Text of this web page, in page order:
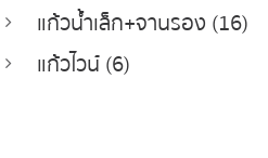
แก้วน้ำเล็ก+จานรอง (16)
แก้วไวน์ (6)